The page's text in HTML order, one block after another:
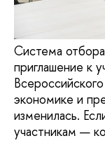
Система
приглашение к
экономике и
изменилась.
участникам —